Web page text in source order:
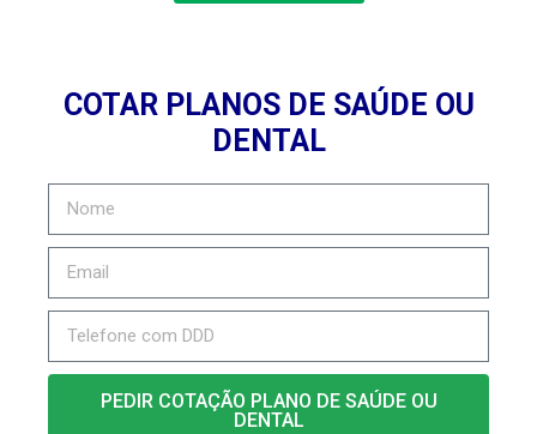
COTAR PLANOS DE SAÚDE OU
DENTAL
PEDIR COTAÇÃO PLANO DE SAÚDE OU
DENTAL